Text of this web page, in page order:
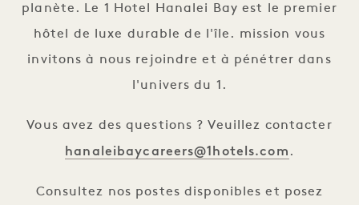
planète. Le 1 Hotel Hanalei Bay est le premier
hôtel de luxe durable de l'île. mission vous
invitons à nous rejoindre et à pénétrer dans
l'univers du 1.
Vous avez des questions ? Veuillez contacter
hanaleibaycareers@1hotels.com .
Consultez nos postes disponibles et posez